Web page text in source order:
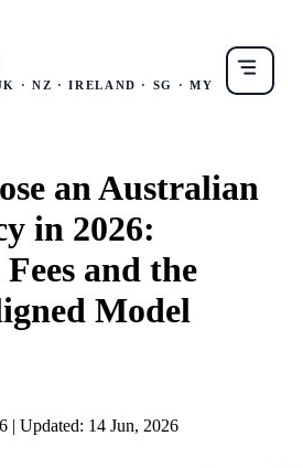
· NZ · IRELAND · SG · MY
an Australian
in 2026:
and the
Model
| Updated: 14 Jun, 2026